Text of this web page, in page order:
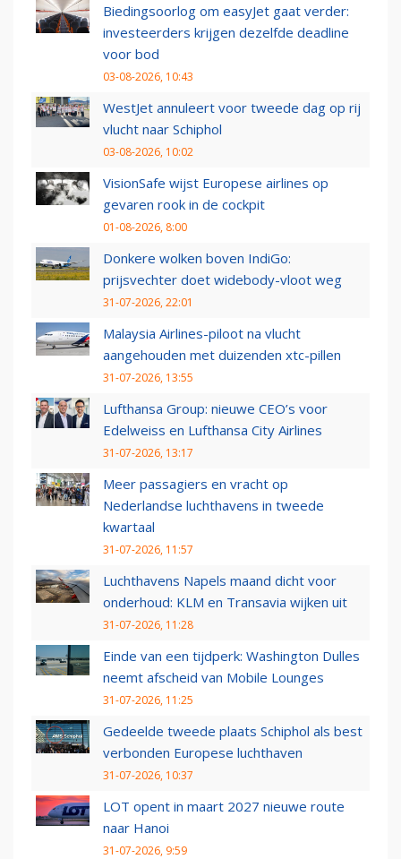
Biedingsoorlog om easyJet gaat verder:
investeerders krijgen dezelfde deadline
voor bod
03-08-2026, 10:43
WestJet annuleert voor tweede dag op rij
vlucht naar Schiphol
03-08-2026, 10:02
VisionSafe wijst Europese airlines op
gevaren rook in de cockpit
01-08-2026, 8:00
Donkere wolken boven IndiGo:
prijsvechter doet widebody-vloot weg
31-07-2026, 22:01
Malaysia Airlines-piloot na vlucht
aangehouden met duizenden xtc-pillen
31-07-2026, 13:55
Lufthansa Group: nieuwe CEO’s voor
Edelweiss en Lufthansa City Airlines
31-07-2026, 13:17
Meer passagiers en vracht op
Nederlandse luchthavens in tweede
kwartaal
31-07-2026, 11:57
Luchthavens Napels maand dicht voor
onderhoud: KLM en Transavia wijken uit
31-07-2026, 11:28
Einde van een tijdperk: Washington Dulles
neemt afscheid van Mobile Lounges
31-07-2026, 11:25
Gedeelde tweede plaats Schiphol als best
verbonden Europese luchthaven
31-07-2026, 10:37
LOT opent in maart 2027 nieuwe route
naar Hanoi
31-07-2026, 9:59